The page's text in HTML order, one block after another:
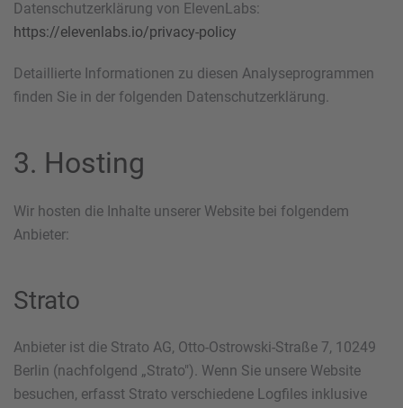
Datenschutzerklärung von ElevenLabs:
https://elevenlabs.io/privacy-policy
Detaillierte Informationen zu diesen Analyseprogrammen
finden Sie in der folgenden Datenschutzerklärung.
3. Hosting
Wir hosten die Inhalte unserer Website bei folgendem
Anbieter:
Strato
Anbieter ist die Strato AG, Otto-Ostrowski-Straße 7, 10249
Berlin (nachfolgend „Strato"). Wenn Sie unsere Website
besuchen, erfasst Strato verschiedene Logfiles inklusive